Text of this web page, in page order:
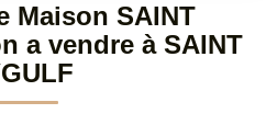
Surface min
Maison SAINT
a vendre à SAINT